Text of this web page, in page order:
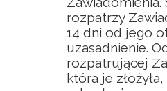
rozpatrzy
14 dni od jego
uzasadnienie.
rozpatrującej
która je